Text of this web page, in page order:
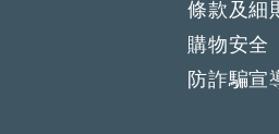
條款及細
購物安全
防詐騙宣